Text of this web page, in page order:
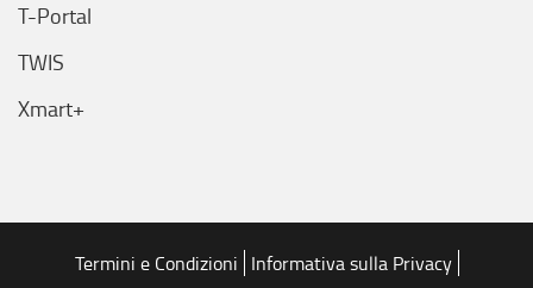
T-Portal
TWIS
Xmart+
Termini e Condizioni Informativa sulla Privacy